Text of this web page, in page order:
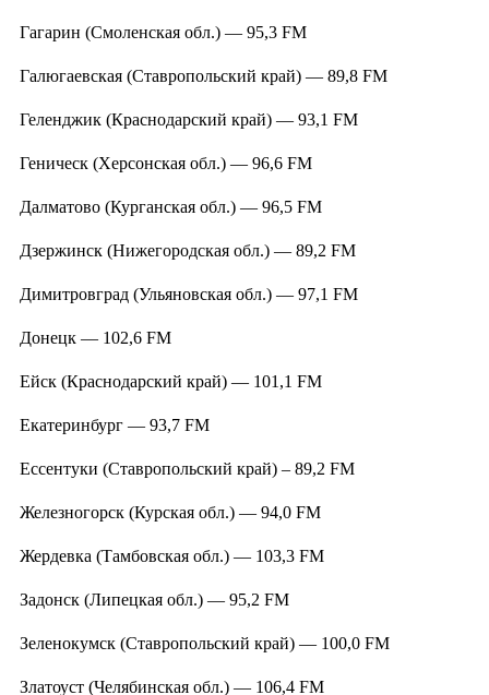
Гагарин (Смоленская обл.) — 95,3 FM
Галюгаевская (Ставропольский край) — 89,8 FM
Геленджик (Краснодарский край) — 93,1 FM
Геническ (Херсонская обл.) — 96,6 FM
Далматово (Курганская обл.) — 96,5 FM
Дзержинск (Нижегородская обл.) — 89,2 FM
Димитровград (Ульяновская обл.) — 97,1 FM
Донецк — 102,6 FM
Ейск (Краснодарский край) — 101,1 FM
Екатеринбург — 93,7 FM
Ессентуки (Ставропольский край) – 89,2 FM
Железногорск (Курская обл.) — 94,0 FM
Жердевка (Тамбовская обл.) — 103,3 FM
Задонск (Липецкая обл.) — 95,2 FM
Зеленокумск (Ставропольский край) — 100,0 FM
Златоуст (Челябинская обл.) — 106,4 FM